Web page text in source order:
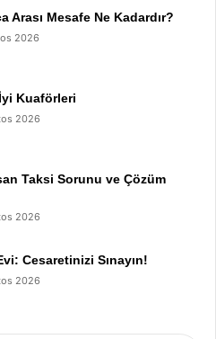
Arası Mesafe Ne Kadardır?
2026
Kuaförleri
2026
Taksi Sorunu ve Çözüm
2026
Cesaretinizi Sınayın!
2026